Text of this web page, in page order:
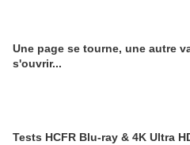
Une page se tourne, une autre
s'ouvrir...
Tests HCFR Blu-ray & 4K Ultra